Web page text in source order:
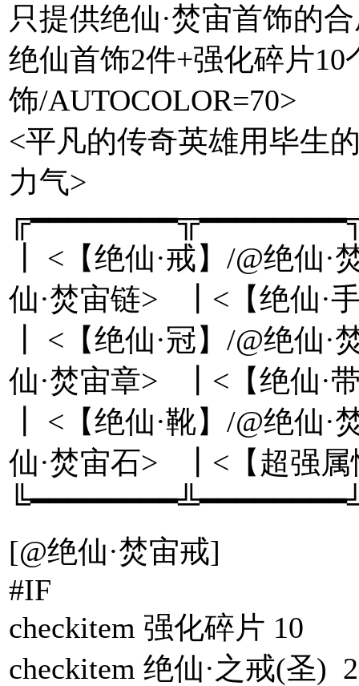
只提供绝仙·焚宙首饰的
绝仙首饰2件+强化碎片10
饰/AUTOCOLOR=70>
<平凡的传奇英雄用毕生
力气>
┃ <【绝仙·戒】/@绝仙
仙·焚宙链> ┃<【绝仙·
┃ <【绝仙·冠】/@绝仙
仙·焚宙章> ┃<【绝仙·
┃ <【绝仙·靴】/@绝仙
仙·焚宙石> ┃<【超强
[@绝仙·焚宙戒]
#IF
checkitem 强化碎片 10
checkitem 绝仙·之戒(圣) 2